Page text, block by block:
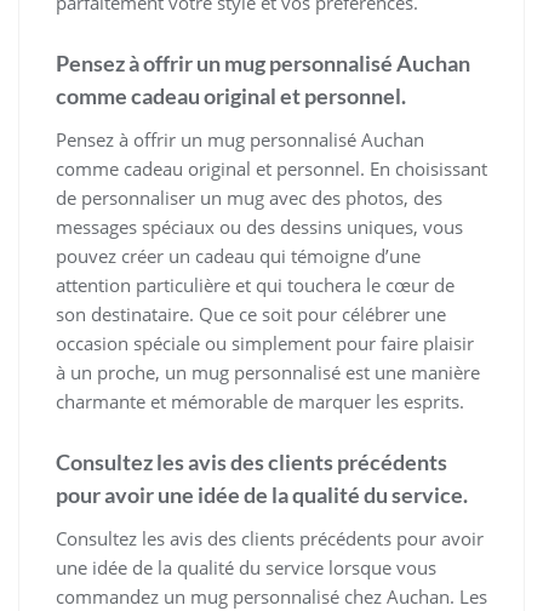
Pensez à offrir un mug personnalisé Auchan
comme cadeau original et personnel.
Pensez à offrir un mug personnalisé Auchan
comme cadeau original et personnel. En choisissant
de personnaliser un mug avec des photos, des
messages spéciaux ou des dessins uniques, vous
pouvez créer un cadeau qui témoigne d’une
attention particulière et qui touchera le cœur de
son destinataire. Que ce soit pour célébrer une
occasion spéciale ou simplement pour faire plaisir
à un proche, un mug personnalisé est une manière
charmante et mémorable de marquer les esprits.
Consultez les avis des clients précédents
pour avoir une idée de la qualité du service.
Consultez les avis des clients précédents pour avoir
une idée de la qualité du service lorsque vous
commandez un mug personnalisé chez Auchan. Les